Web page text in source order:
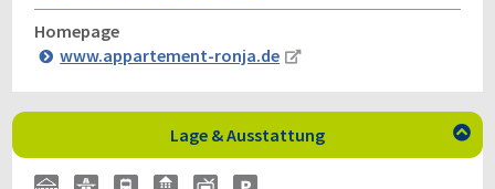
Homepage
www.appartement-ronja.de
Lage & Ausstattung 